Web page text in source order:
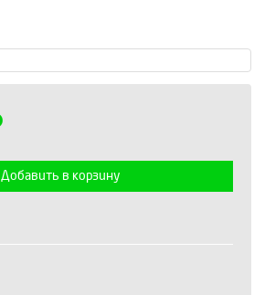
Добавить в корзину